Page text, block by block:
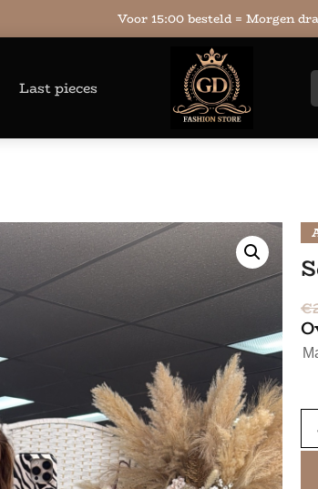
Voor 15:00 besteld = Morgen
Last pieces
€